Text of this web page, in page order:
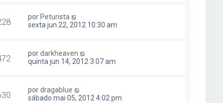
por Peturista
sexta jun 22, 2012 10:30 am
pordarkheaven
quinta jun 14, 2012 3:07 am
pordragablue
sábado mai 05, 2012 4:02 pm